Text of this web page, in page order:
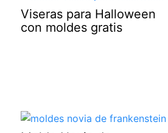
Viseras para Halloween
con moldes gratis